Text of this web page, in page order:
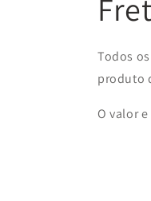
Todos
produto
O valor